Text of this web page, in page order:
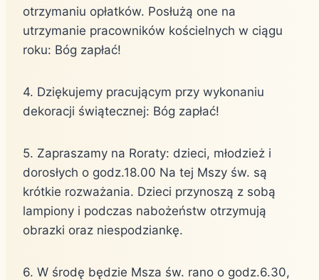
otrzymaniu opłatków. Posłużą one na
utrzymanie pracowników kościelnych w ciągu
roku: Bóg zapłać!
4. Dziękujemy pracującym przy wykonaniu
dekoracji świątecznej: Bóg zapłać!
5. Zapraszamy na Roraty: dzieci, młodzież i
dorosłych o godz.18.00 Na tej Mszy św. są
krótkie rozważania. Dzieci przynoszą z sobą
lampiony i podczas nabożeństw otrzymują
obrazki oraz niespodziankę.
6. W środę będzie Msza św. rano o godz.6.30,